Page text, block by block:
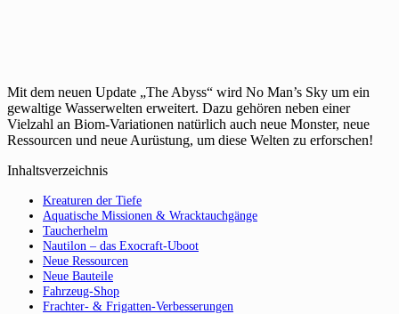
Mit dem neuen Update „The Abyss“ wird No Man’s Sky um ein
gewaltige Wasserwelten erweitert. Dazu gehören neben einer
Vielzahl an Biom-Variationen natürlich auch neue Monster, neue
Ressourcen und neue Aurüstung, um diese Welten zu erforschen!
Inhaltsverzeichnis
Kreaturen der Tiefe
Aquatische Missionen & Wracktauchgänge
Taucherhelm
Nautilon – das Exocraft-Uboot
Neue Ressourcen
Neue Bauteile
Fahrzeug-Shop
Frachter- & Frigatten-Verbesserungen